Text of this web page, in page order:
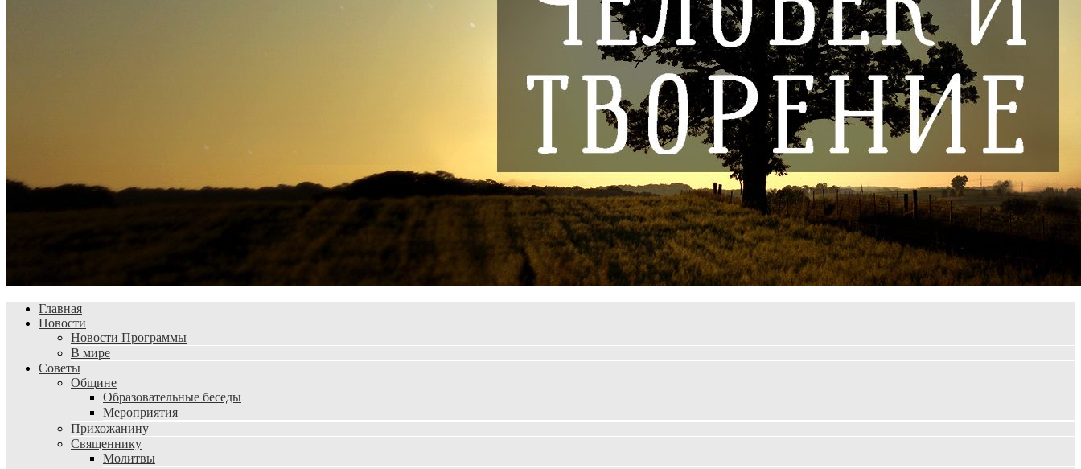
Главная
Новости
Новости Программы
В мире
Советы
Общине
Образовательные беседы
Мероприятия
Прихожанину
Священнику
Молитвы